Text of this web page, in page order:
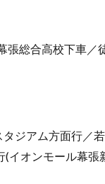
張総合高校下車／
ジアム方面行／
(イオンモール幕